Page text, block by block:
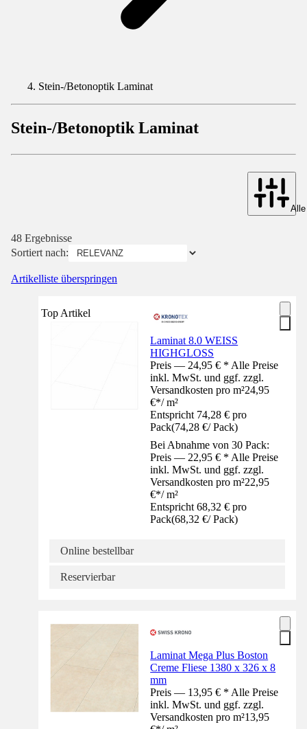
Stein-/Betonoptik Laminat
Stein-/Betonoptik Laminat
48 Ergebnisse
Sortiert nach:
Artikelliste überspringen
Top Artikel
Laminat 8.0 WEISS
HIGHGLOSS
Preis — 24,95 € * Alle Preise
inkl. MwSt. und ggf. zzgl.
Versandkosten pro m²24,95
€*/ m²
Entspricht 74,28 € pro
Pack(74,28 €/ Pack)
Bei Abnahme von 30 Pack:
Preis — 22,95 € * Alle Preise
inkl. MwSt. und ggf. zzgl.
Versandkosten pro m²22,95
€*/ m²
Entspricht 68,32 € pro
Pack(68,32 €/ Pack)
Online bestellbar
Reservierbar
Laminat Mega Plus Boston
Creme Fliese 1380 x 326 x 8
mm
Preis — 13,95 € * Alle Preise
inkl. MwSt. und ggf. zzgl.
Versandkosten pro m²13,95